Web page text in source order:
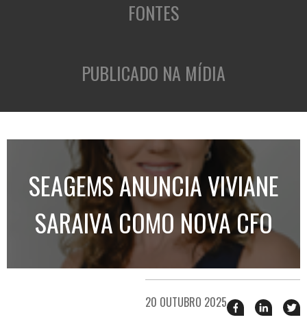
FONTES
PUBLICADO NA MÍDIA
SEAGEMS ANUNCIA VIVIANE
SARAIVA COMO NOVA CFO
20 OUTUBRO 2025 Compartilhar
esse esse